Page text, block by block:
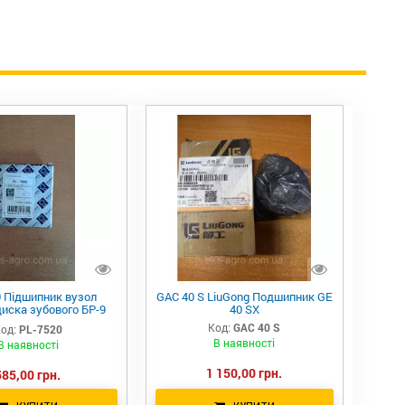
Підшипник вузол
зубового БР-9
Сербія
PL-7520
наявності
грн.
GAC 40 S LiuGong Подшипник GE
40 SX
Код: GAC 40 S
В наявності
1 150,00 грн.